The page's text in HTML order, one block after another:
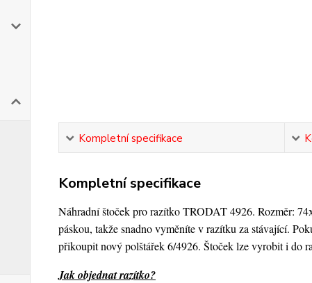
Kompletní specifikace
Kompletní specifikace
Náhradní štoček pro razítko TRODAT 4926. Rozměr:
páskou, takže snadno vyměníte v razítku za stávající.
přikoupit nový polštářek 6/4926. Štoček lze vyrobit i do
Jak objednat razítko?